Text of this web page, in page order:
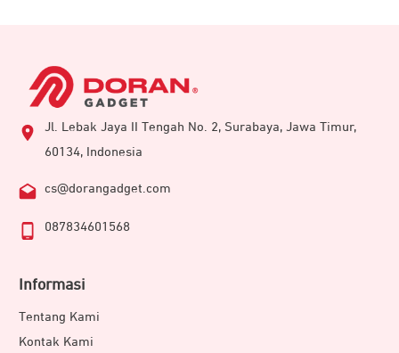
Jl. Lebak Jaya II Tengah No. 2, Surabaya, Jawa Timur,
60134, Indonesia
cs@dorangadget.com
087834601568
Informasi
Tentang Kami
Kontak Kami